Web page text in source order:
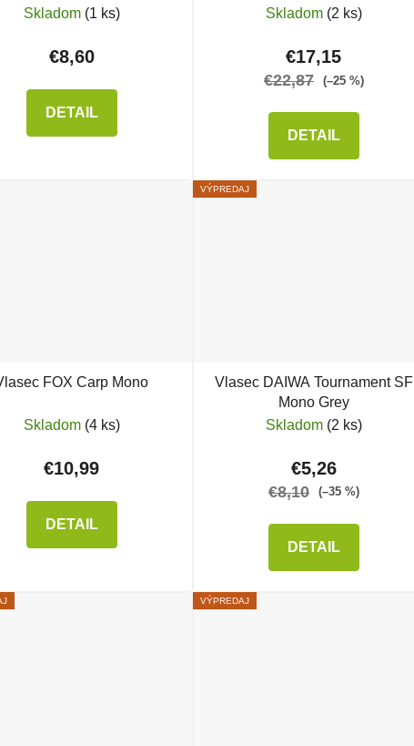
Skladom (1 ks)
€8,60
DETAIL
Skladom (2 ks)
€17,15
€22,87 (–25 %)
DETAIL
FOX Carp Mono
Skladom (4 ks)
€10,99
DETAIL
VÝPREDAJ
Vlasec DAIWA Tournament SF
Mono Grey
Skladom (2 ks)
€5,26
€8,10 (–35 %)
DETAIL
VÝPREDAJ